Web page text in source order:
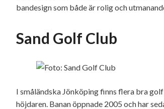
bandesign som både är rolig och
Sand Golf Club
I småländska Jönköping finns flera bra
höjdaren. Banan öppnade 2005 och har